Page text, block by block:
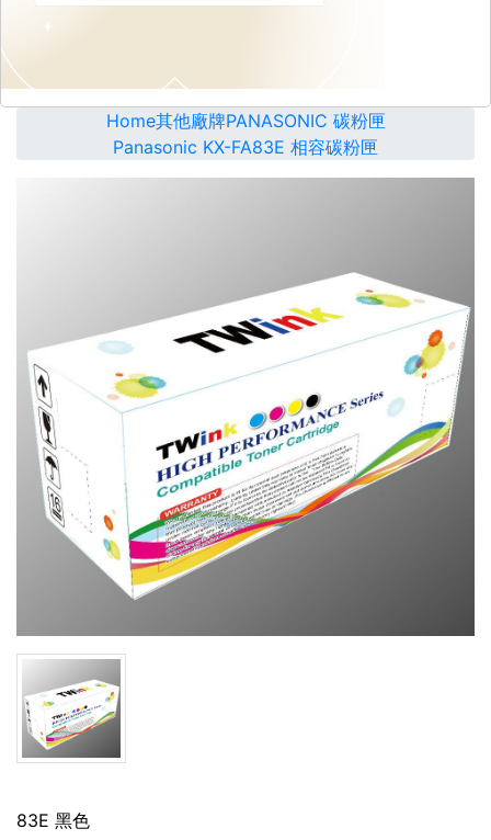
Home其他廠牌PANASONIC 碳粉匣
Panasonic KX-FA83E 相容碳粉匣
83E 黑色